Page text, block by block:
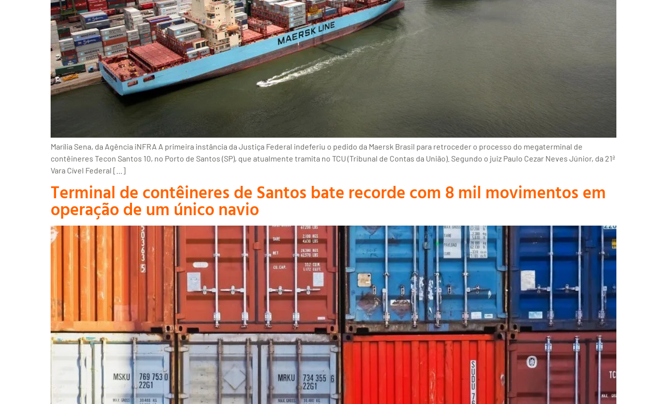
Marília Sena, da Agência iNFRA A primeira instância da Justiça Federal indeferiu o pedido da Maersk Brasil para retroceder o processo do megaterminal de
contêineres Tecon Santos 10, no Porto de Santos (SP), que atualmente tramita no TCU (Tribunal de Contas da União). Segundo o juiz Paulo Cezar Neves Júnior, da 21ª
Vara Cível Federal […]
Terminal de contêineres de Santos bate recorde com 8 mil movimentos em
operação de um único navio